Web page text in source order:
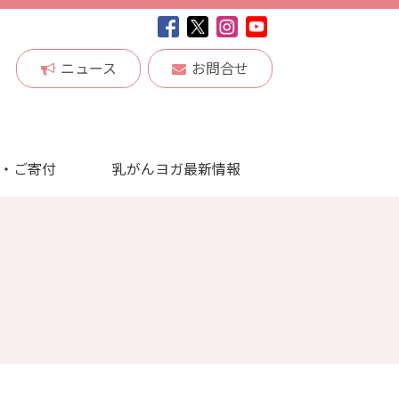
ニュース お問合せ
ご寄付 乳がんヨガ最新情報